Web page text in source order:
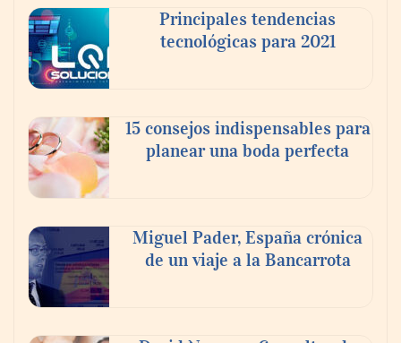
Reforestando con el Corazón regresa a
Sierra de Guadalupe
La cartera vencida hipotecaria aumenta al
México
Principales tendencias
tecnológicas para 2021
15 consejos indispensables para
planear una boda perfecta
Miguel Pader, España crónica
de un viaje a la Bancarrota